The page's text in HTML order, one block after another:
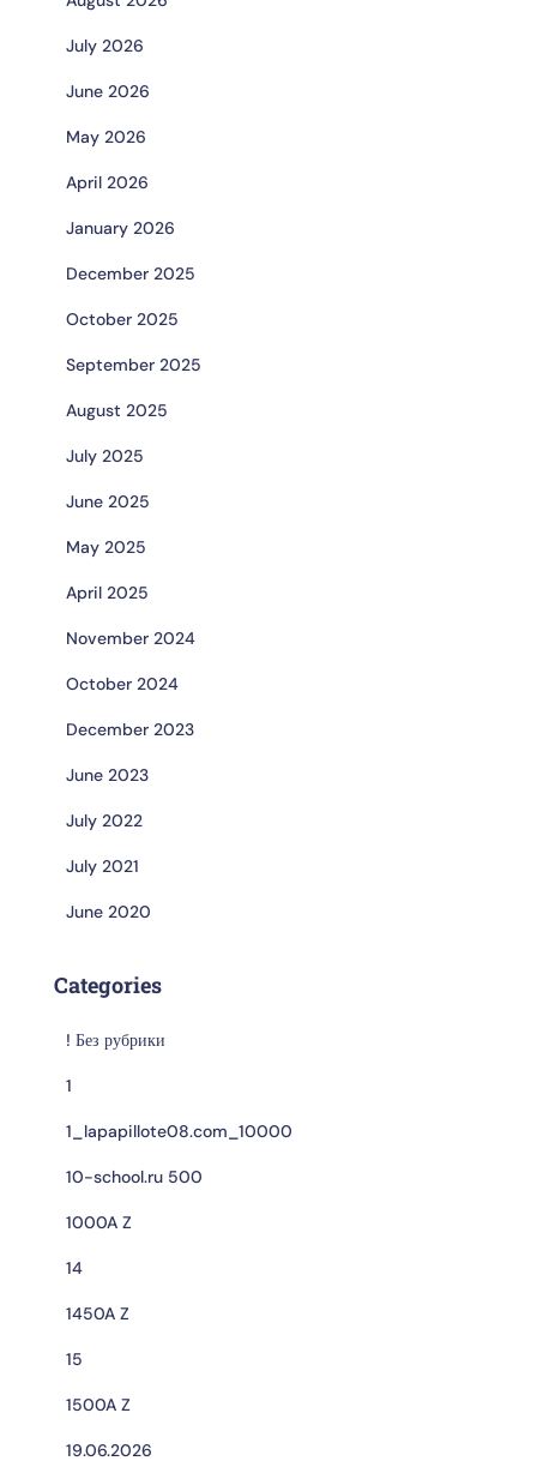
July 2026
June 2026
May 2026
April 2026
January 2026
December 2025
October 2025
September 2025
August 2025
July 2025
June 2025
May 2025
April 2025
November 2024
October 2024
December 2023
June 2023
July 2022
July 2021
June 2020
Categories
! Без рубрики
1
1_lapapillote08.com_10000
10-school.ru 500
1000A Z
14
1450A Z
15
1500A Z
19.06.2026